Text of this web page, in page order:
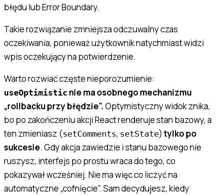
błędu lub Error Boundary.
Takie rozwiązanie zmniejsza odczuwalny czas
oczekiwania, ponieważ użytkownik natychmiast widzi
wpis oczekujący na potwierdzenie.
Warto rozwiać częste nieporozumienie:
useOptimistic nie ma osobnego mechanizmu
„rollbacku przy błędzie".Optymistyczny widok znika,
bo po zakończeniu akcji React renderuje stan bazowy, a
ten zmieniasz (setComments, setState) tylko po
sukcesie. Gdy akcja zawiedzie i stanu bazowego nie
ruszysz, interfejs po prostu wraca do tego, co
pokazywał wcześniej. Nie ma więc co liczyć na
automatyczne „cofnięcie". Sam decydujesz, kiedy